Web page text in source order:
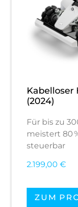
Kabelloser
(2024)
Für bis zu
meistert 80
steuerbar
2.199,00 €
ZUM